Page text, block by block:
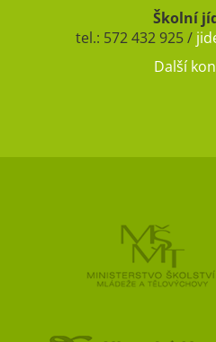
Školní
tel.: 572 432 925 /
Další